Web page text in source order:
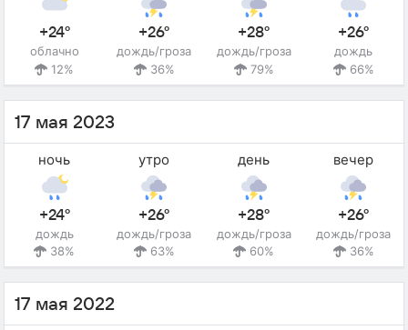
+24°
облачно
12%
+26°
дождь/гроза
36%
+28°
дождь/гроза
79%
+26°
дождь
66%
17 мая 2023
ночь
+24°
дождь
38%
утро
+26°
дождь/гроза
63%
день
+28°
дождь/гроза
60%
вечер
+26°
дождь/гроза
36%
17 мая 2022